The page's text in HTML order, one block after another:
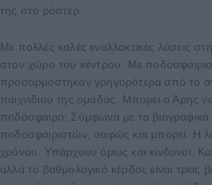
της στο ρόστερ.
Με πολλές καλές εναλλακτικές λύσεις
στον χώρο του κέντρου. Με
προσαρμόστηκαν γρηγορότερα από το
παιχνιδιού της ομάδας. Μπορεί ο Άρης
ποδόσφαιρο; Σύμφωνα με τα
ποδοσφαιριστών, σαφώς και μπορεί. Η
χρόνου. Υπάρχουν όμως και κίνδυνοι.
αλλά το βαθμολογικό κέρδος είναι